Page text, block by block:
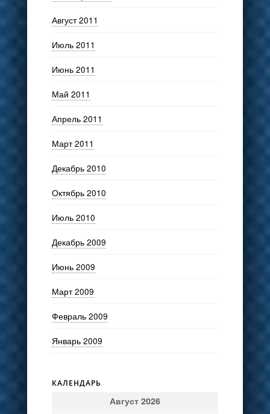
Август 2011
Июль 2011
Июнь 2011
Май 2011
Апрель 2011
Март 2011
Декабрь 2010
Октябрь 2010
Июль 2010
Декабрь 2009
Июнь 2009
Март 2009
Февраль 2009
Январь 2009
КАЛЕНДАРЬ
Август 2026